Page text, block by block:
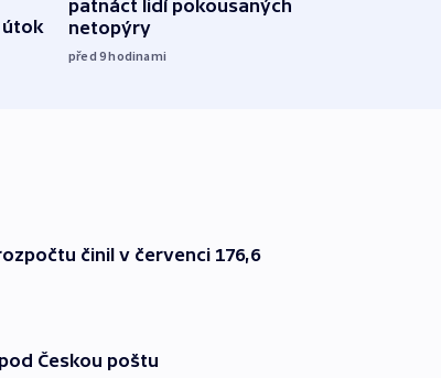
útok
patnáct lidí pokousaných
netopýry
před 9hodinami
činil v červenci 176,6
Českou poštu